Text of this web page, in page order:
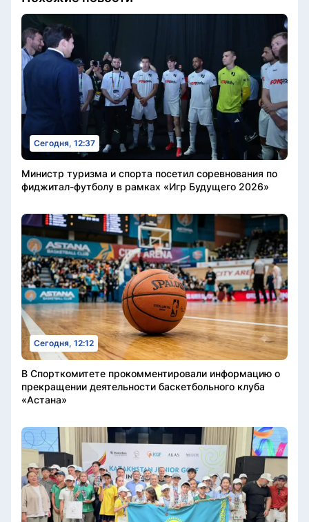
Сегодня, 12:37
Министр туризма и спорта посетил соревнования по
фиджитал-футболу в рамках «Игр Будущего 2026»
Сегодня, 12:12
В Спорткомитете прокомментировали информацию о
прекращении деятельности баскетбольного клуба
«Астана»